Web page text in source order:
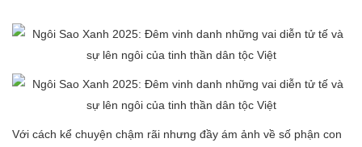
Với cách kể chuyện chậm rãi nhưng đầy ám ảnh về số phận con